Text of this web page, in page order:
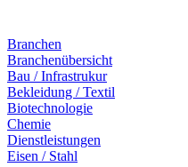
Branchen
Branchenübersicht
Bau / Infrastrukur
Bekleidung / Textil
Biotechnologie
Chemie
Dienstleistungen
Eisen / Stahl